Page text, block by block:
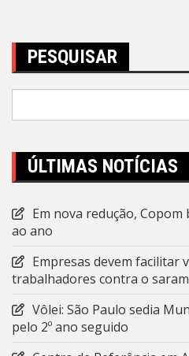
PESQUISAR
ÚLTIMAS NOTÍCIAS
Em nova redução, Copom
ao ano
Empresas devem facilitar
trabalhadores contra o
Vôlei: São Paulo sedia
pelo 2º ano seguido